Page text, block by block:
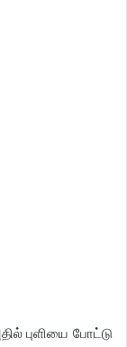
புளியை போட்டு